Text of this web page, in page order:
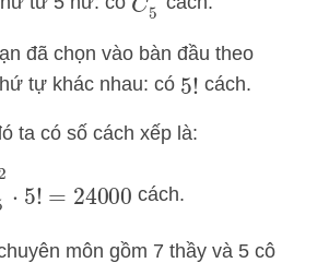
đã chọn vào bàn đầu theo
tự khác nhau: có 5! cách.
ta có số cách xếp là:
5 ⋅5 24000 cách.
môn gồm 7 thầy và 5 cô